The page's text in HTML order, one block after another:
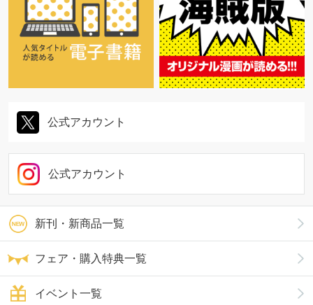
新刊・新商品一覧
フェア・購入特典一覧
イベント一覧
公式アカウント
公式アカウント